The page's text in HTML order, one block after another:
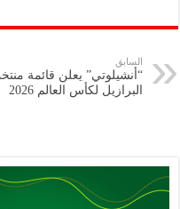
p
y
Li
eb
k
tt
السابق
“أنشيلوتي” يعلن قائمة
البرازيل لكأس العالم 2026